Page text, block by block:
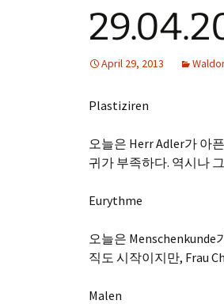
April 29, 2013
Plastiziren
오늘은 Herr Adler가 아
귀가 부족하다. 역시나
Eurythme
오늘은 Menschenkunde
직도 시작이지만, Frau
Malen